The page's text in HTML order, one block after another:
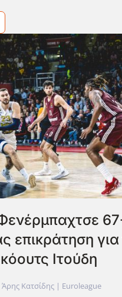
επικράτηση
Ιτούδη
Άρης Κατσίδης | Euroleague